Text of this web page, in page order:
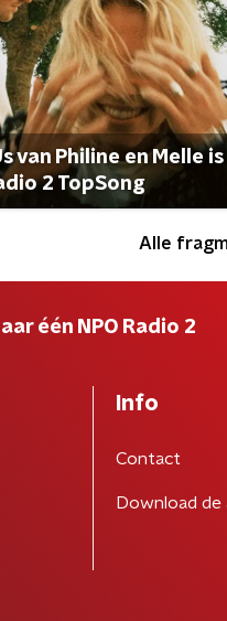
van Philine en Melle
2 TopSong
Alle
één NPO Radio 2
Info
Contact
Download de